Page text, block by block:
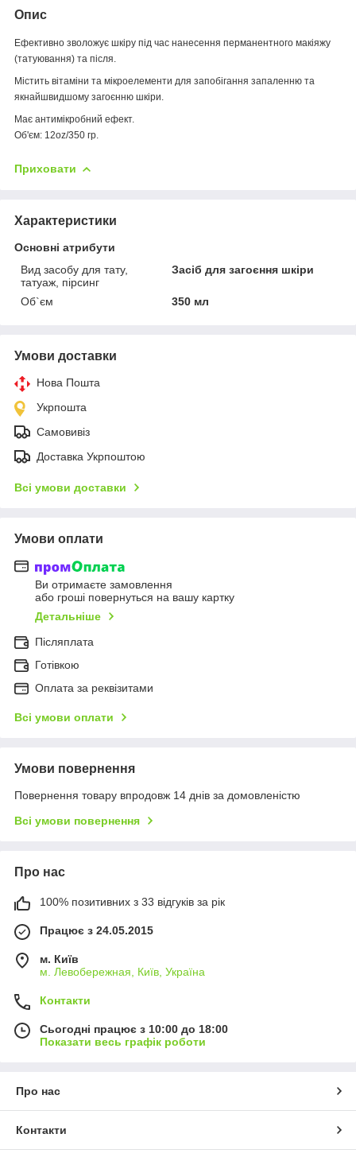
Опис
Ефективно зволожує шкіру під час нанесення перманентного макіяжу
(татуювання) та після.
Містить вітаміни та мікроелементи для запобігання запаленню та
якнайшвидшому загоєнню шкіри.
Має антимікробний ефект.
Об'єм: 12oz/350 гр.
Приховати
Характеристики
Основні атрибути
Вид засобу для тату,
татуаж, пірсинг
Засіб для загоєння шкіри
Об`єм 350 мл
Умови доставки
Нова Пошта
Укрпошта
Самовивіз
Доставка Укрпоштою
Всі умови доставки
Умови оплати
Ви отримаєте замовлення
або гроші повернуться на вашу картку
Детальніше
Післяплата
Готівкою
Оплата за реквізитами
Всі умови оплати
Умови повернення
Повернення товару впродовж 14 днів за домовленістю
Всі умови повернення
Про нас
100% позитивних з 33 відгуків за рік
Працює з 24.05.2015
м. Київ
м. Левобережная, Київ, Україна
Контакти
Сьогодні працює з 10:00 до 18:00
Показати весь графік роботи
Про нас
Контакти